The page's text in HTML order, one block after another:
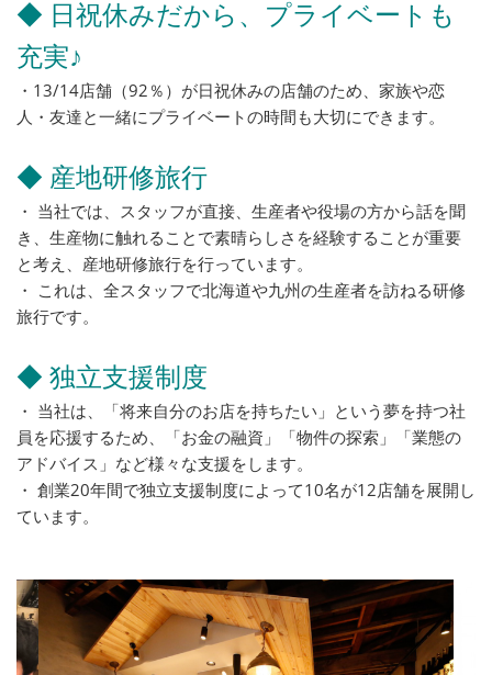
◆ 日祝休みだから、プライベートも
充実♪
・13/14店舗（92％）が日祝休みの店舗のため、家族や恋
人・友達と一緒にプライベートの時間も大切にできます。
◆ 産地研修旅行
・ 当社では、スタッフが直接、生産者や役場の方から話を聞
き、生産物に触れることで素晴らしさを経験することが重要
と考え、産地研修旅行を行っています。
・ これは、全スタッフで北海道や九州の生産者を訪ねる研修
旅行です。
◆ 独立支援制度
・ 当社は、「将来自分のお店を持ちたい」という夢を持つ社
員を応援するため、「お金の融資」「物件の探索」「業態の
アドバイス」など様々な支援をします。
・ 創業20年間で独立支援制度によって10名が12店舗を展開し
ています。